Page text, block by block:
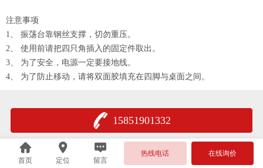
注意事项
1、 振荡台靠钢丝支撑，切勿重压。
2、 使用前请把四只角插入的固定件取出。
3、 为了安全，电源一定要接地线。
4、 为了防止移动，请将双面胶填充在四脚与桌面之间。
15851901332
首页 定位 留言
热线电话 在线询价